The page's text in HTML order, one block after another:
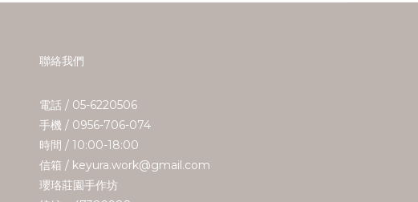
聯絡我們
電話 / 05-6220506
手機 / 0956-706-074
時間 / 10:00-18:00
信箱 / keyura.work@gmail.com
瓔珞莊園手作坊